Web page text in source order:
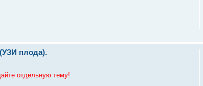
плода).
отдельную тему!